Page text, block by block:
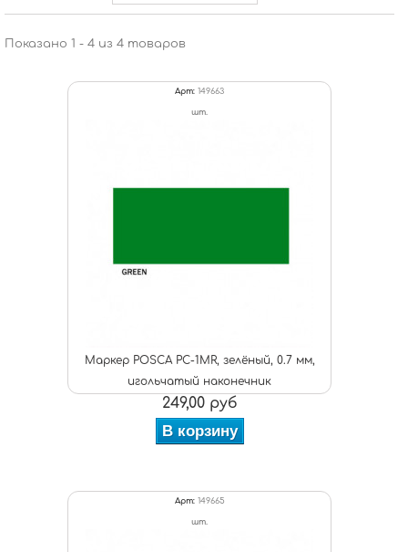
Показано 1 - 4 из 4 товаров
Арт: 149663
шт.
Маркер POSCA PC-1MR, зелёный, 0.7 мм,
игольчатый наконечник
249,00 руб
В корзину
Арт: 149665
шт.